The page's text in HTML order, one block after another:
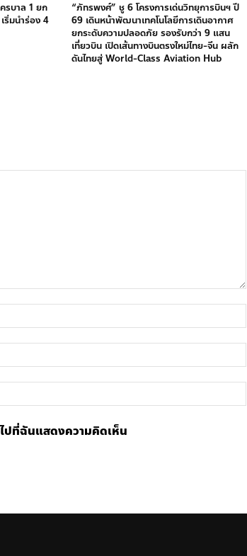
รบาล 1 ยก
ริ่มนำร่อง 4
“ภัทรพงศ์” ชู 6 โครงการเด่นวิทยุการบินฯ ปี
69 เดินหน้าพัฒนาเทคโนโลยีการเดินอากาศ
ยกระดับความปลอดภัย รองรับกว่า 9 แสน
เที่ยวบิน เปิดเส้นทางบินตรงใหม่ไทย-จีน ผลัก
ดันไทยสู่ World-Class Aviation Hub
ปที่ฉันแสดงความคิดเห็น